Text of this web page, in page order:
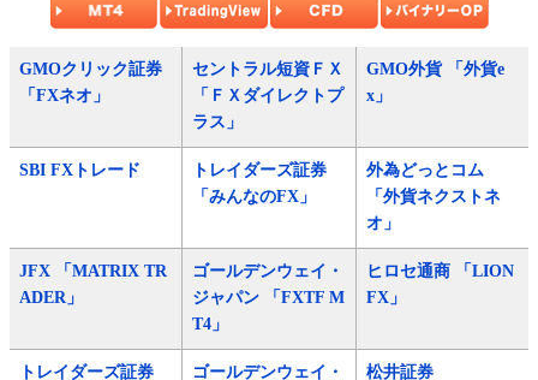
GMOクリック証券
「FXネオ」
セントラル短資ＦＸ
「ＦＸダイレクトプ
ラス」
GMO外貨 「外貨e
x」
SBI FXトレード
トレイダーズ証券
「みんなのFX」
外為どっとコム
「外貨ネクストネ
オ」
JFX 「MATRIX TR
ADER」
ゴールデンウェイ・
ジャパン 「FXTF M
T4」
ヒロセ通商 「LION
FX」
トレイダーズ証券 ゴールデンウェイ・ 松井証券